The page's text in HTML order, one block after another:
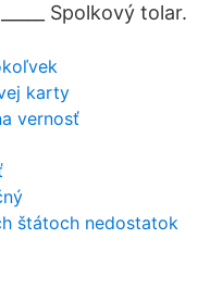
Spolkový tolar.
karty
vernosť
štátoch nedostatok